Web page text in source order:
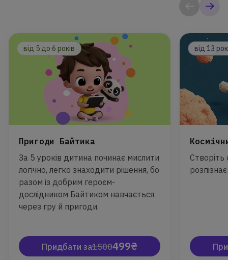
від 5 до 6 років
Пригоди Байтика
За 5 уроків дитина починає мислити
логічно, легко знаходити рішення, бо
разом із добрим героєм-
дослідником Байтиком навчається
через гру й пригоди.
Придбати за1500499₴
від 13
Створіть